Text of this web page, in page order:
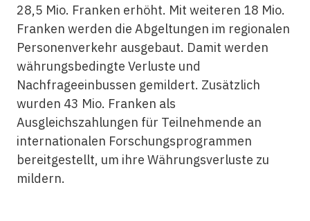
28,5 Mio. Franken erhöht. Mit weiteren 18 Mio.
Franken werden die Abgeltungen im regionalen
Personenverkehr ausgebaut. Damit werden
währungsbedingte Verluste und
Nachfrageeinbussen gemildert. Zusätzlich
wurden 43 Mio. Franken als
Ausgleichszahlungen für Teilnehmende an
internationalen Forschungsprogrammen
bereitgestellt, um ihre Währungsverluste zu
mildern.